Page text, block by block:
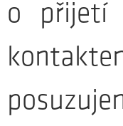
o přijetí